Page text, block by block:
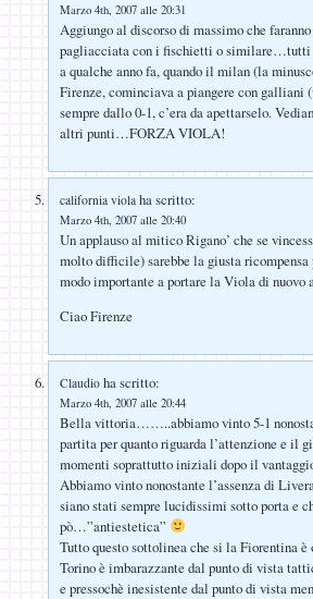
Marzo 4th, 2007 alle 20:31
Aggiungo al discorso di massimo che
pagliacciata con i fischietti o similare…tutti
a qualche anno fa, quando il milan (la
Firenze, cominciava a piangere con galliani
sempre dallo 0-1, c’era da apettarselo.
altri punti…FORZA VIOLA!
california viola ha scritto:
Marzo 4th, 2007 alle 20:40
Un applauso al mitico Rigano’ che se
molto difficile) sarebbe la giusta
modo importante a portare la Viola di
Ciao Firenze
Claudio ha scritto:
Marzo 4th, 2007 alle 20:44
Bella vittoria……..abbiamo vinto 5-1
partita per quanto riguarda l’attenzione e il
momenti soprattutto iniziali dopo il
Abbiamo vinto nonostante l’assenza di
siano stati sempre lucidissimi sotto porta e
pò…”antiestetica”
Tutto questo sottolinea che si la Fiorentina è
Torino è imbarazzante dal punto di vista
e pressochè inesistente dal punto di vista